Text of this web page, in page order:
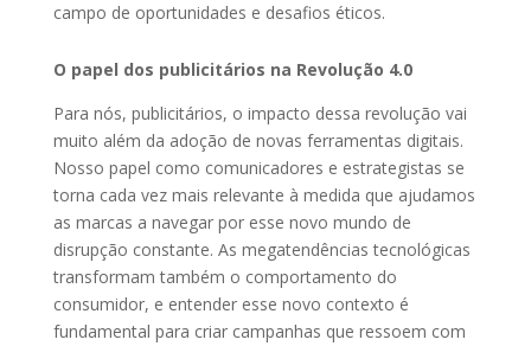
campo de oportunidades e desafios éticos.
O papel dos publicitários na Revolução 4.0
Para nós, publicitários, o impacto dessa revolução vai
muito além da adoção de novas ferramentas digitais.
Nosso papel como comunicadores e estrategistas se
torna cada vez mais relevante à medida que ajudamos
as marcas a navegar por esse novo mundo de
disrupção constante. As megatendências tecnológicas
transformam também o comportamento do
consumidor, e entender esse novo contexto é
fundamental para criar campanhas que ressoem com